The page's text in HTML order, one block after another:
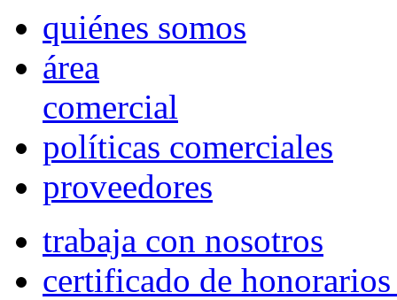
quiénes somos
área
comercial
políticas comerciales
proveedores
trabaja con nosotros
certificado de